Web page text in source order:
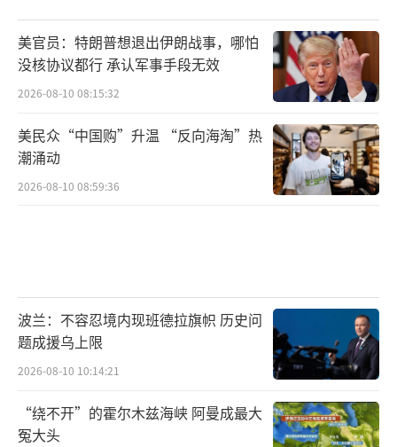
美官员：特朗普想退出伊朗战事，哪怕
没核协议都行 承认军事手段无效
2026-08-10 08:15:32
美民众“中国购”升温 “反向海淘”热
潮涌动
2026-08-10 08:59:36
波兰：不容忍境内现班德拉旗帜 历史问
题成援乌上限
2026-08-10 10:14:21
“绕不开”的霍尔木兹海峡 阿曼成最大
冤大头